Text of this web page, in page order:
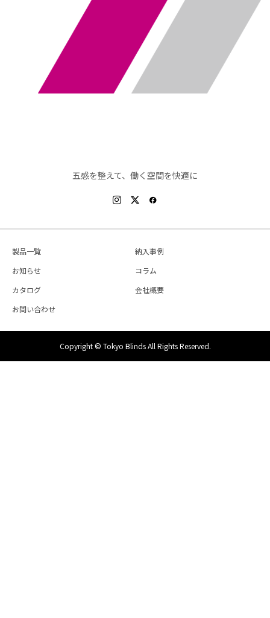
五感を整えて、働く空間を快適に
製品一覧
納入事例
お知らせ
コラム
カタログ
会社概要
お問い合わせ
Copyright © Tokyo Blinds All Rights Reserved.